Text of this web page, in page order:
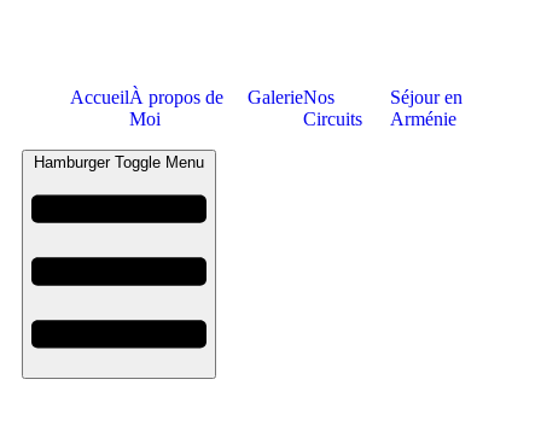
AccueilÀ propos de
Moi
GalerieNos
Circuits
Séjour en
Arménie
Hamburger Toggle Menu